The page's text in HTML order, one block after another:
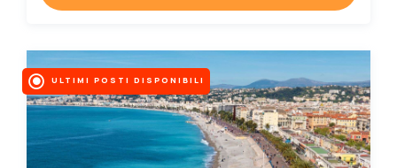
ULTIMI POSTI DISPONIBILI